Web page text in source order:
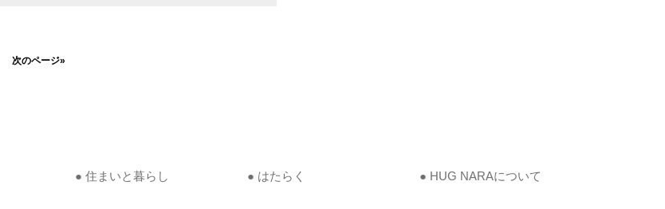
次のページ»
● 住まいと暮らし ● はたらく ● HUG NARAについて